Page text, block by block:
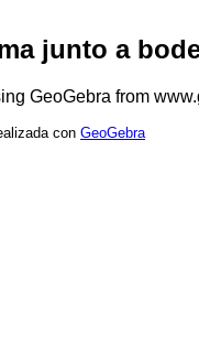
junto a
GeoGebra from
con GeoGebra